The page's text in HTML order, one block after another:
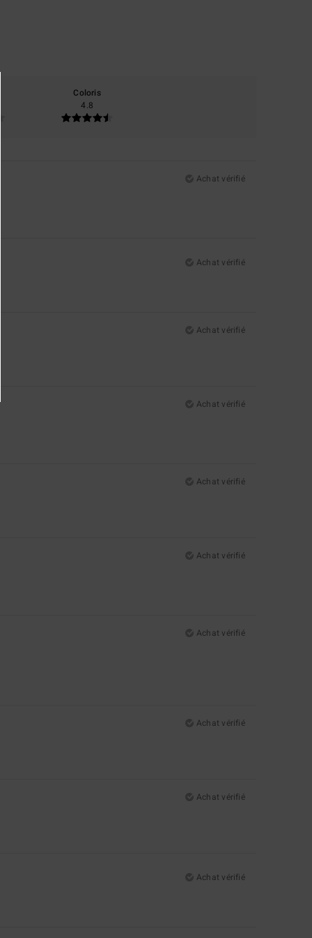
Coloris
4.8
Achat vérifié
Achat vérifié
Achat vérifié
Achat vérifié
Achat vérifié
Achat vérifié
Achat vérifié
Achat vérifié
Achat vérifié
Achat vérifié